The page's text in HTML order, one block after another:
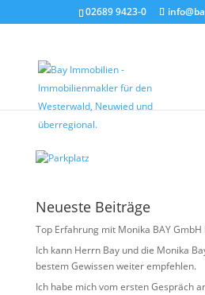
02689 9423-0
Parkplatz
vonChristian Bay|Juli 23, 2026
Neueste Beiträge
Top Erfahrung mit Monika BAY
Ich kann Herrn Bay und die Monika
bestem Gewissen weiter empfehlen.
Ich habe mich vom ersten Gespräch